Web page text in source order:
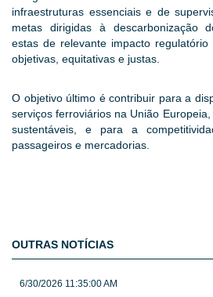
infraestruturas essenciais e de
metas dirigidas à descarbonização
estas de relevante impacto
objetivas, equitativas e justas.
O objetivo último é contribuir para a
serviços ferroviários na União
sustentáveis, e para a
passageiros e mercadorias.
OUTRAS NOTÍCIAS
6/30/2026 11:35:00 AM